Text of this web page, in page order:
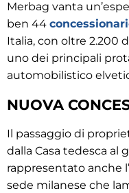
Merbag vanta
ben 44
Italia, con oltre 2.200
uno dei principali
automobilistico
NUOVA
Il passaggio di
dalla Casa tedesca al
rappresentato anche
sede milanese che